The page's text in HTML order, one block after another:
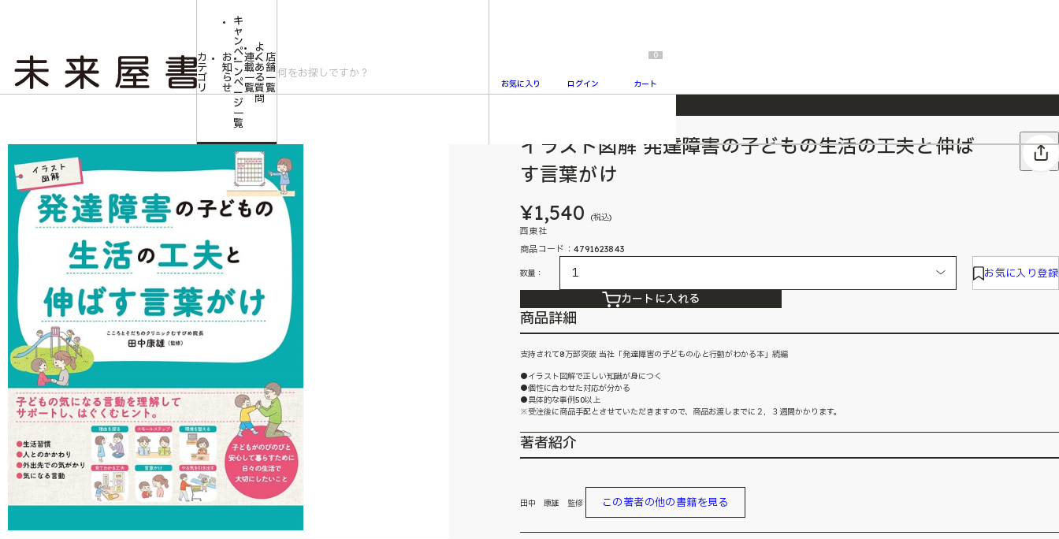
2026/7/23 『ONE PIECE magazine 021 ONE PIECEカード付き同梱版』発売延期のご案内
カ
テ
ゴ
リ
お
知
ら
せ
キ
ャ
ン
ペ
ー
ン
ペ
ー
ジ
一
覧
連
載
一
覧
よ
く
あ
る
質
問
店
舗
一
覧
お気に入り ログイン
0
カート
イラスト図解 発達障害の子どもの生活の工夫と伸ばす言葉がけ
イラスト図解 発達障害の子どもの生活の工夫と伸ば
す言葉がけ
¥1,540 (税込)
西東社
商品コード：4791623843
数量： お気に入り登録
カートに入れる
商品詳細
支持されて8万部突破 当社「発達障害の子どもの心と行動がわかる本」続編
●イラスト図解で正しい知識が身につく
●個性に合わせた対応が分かる
●具体的な事例50以上
※受注後に商品手配とさせていただきますので、商品お渡しまでに２，３週間かかります。
著者紹介
田中 康雄 監修 この著者の他の書籍を見る